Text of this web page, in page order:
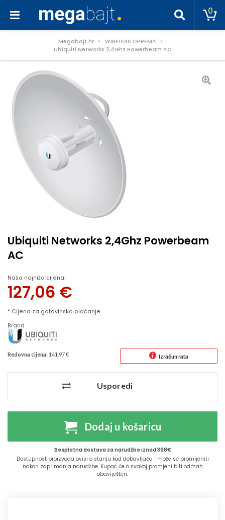
0
Megabajt.hr
WIRELESS OPREMA
Ubiquiti Networks 2,4Ghz Powerbeam AC
Ubiquiti Networks 2,4Ghz Powerbeam
AC
Naša najniža cijena:
127,06 €
* Cijena za gotovinsko plaćanje
Brand
Redovna cijena: 141.97 € Izračun rata
Usporedi
Dodaj u košaricu
Besplatna dostava za narudžbe iznad 398€
Dostupnost proizvoda ovisi o stanju kod dobavljača i može se promijeniti
nakon zaprimanja narudžbe. Kupac će o svakoj promjeni biti odmah
obaviješten.